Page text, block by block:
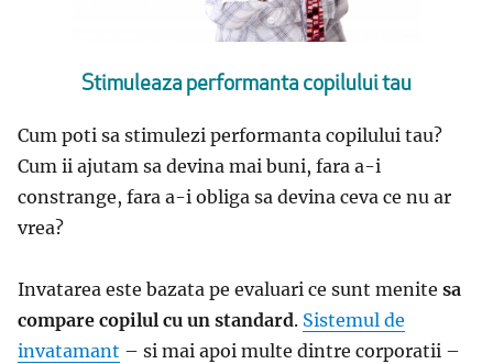
Stimuleaza performanta copilului tau
Cum poti sa stimulezi performanta copilului tau?
Cum ii ajutam sa devina mai buni, fara a-i
constrange, fara a-i obliga sa devina ceva ce nu ar
vrea?
Invatarea este bazata pe evaluari ce sunt menite sa
compare copilul cu un standard. Sistemul de
invatamant – si mai apoi multe dintre corporatii –